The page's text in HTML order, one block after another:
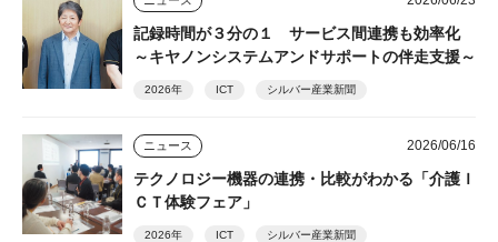
記録時間が３分の１ サービス間連携も効率化
～キヤノンシステムアンドサポートの伴走支援～
2026年 ICT シルバー産業新聞
ニュース 2026/06/16
テクノロジー機器の連携・比較がわかる「介護Ｉ
ＣＴ体験フェア」
2026年 ICT シルバー産業新聞